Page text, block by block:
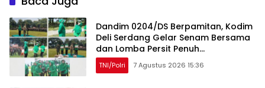
Dandim 0204/DS Berpamitan, Kodim
Deli Serdang Gelar Senam Bersama
dan Lomba Persit Penuh
Kebersamaan
TNI/Polri 7 Agustus 2026 15:36